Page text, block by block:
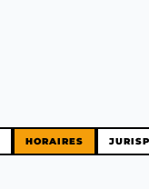
HORAIRES